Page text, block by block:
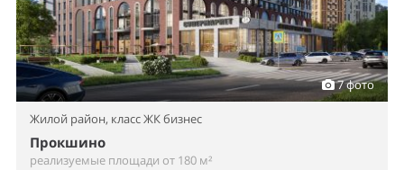
7 фото
Жилой район, класс ЖК бизнес
Прокшино
реализуемые площади от 180 м²